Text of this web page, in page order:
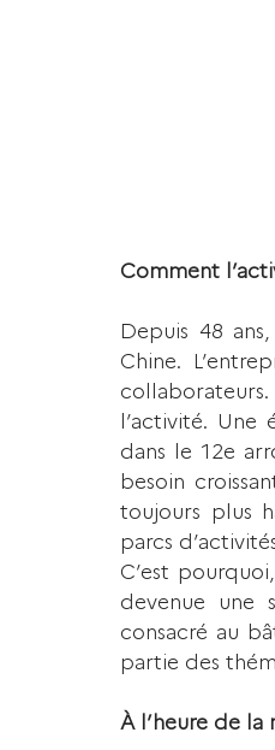
Comment
Depuis 48
Chine.
l’activité. Une
dans le 12e
besoin
toujours plus
parcs
C’est
devenue une
consacré au
partie des
À l’heure de